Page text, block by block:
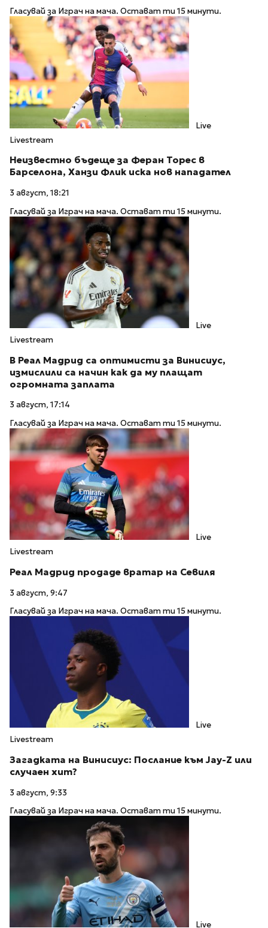
Гласувай за Играч на мача. Остават ти 15 минути.
Live
Livestream
Неизвестно бъдеще за Феран Торес в
Барселона, Ханзи Флик иска нов нападател
3 август, 18:21
Гласувай за Играч на мача. Остават ти 15 минути.
Live
Livestream
В Реал Мадрид са оптимисти за Винисиус,
измислили са начин как да му плащат
огромната заплата
3 август, 17:14
Гласувай за Играч на мача. Остават ти 15 минути.
Live
Livestream
Реал Мадрид продаде вратар на Севиля
3 август, 9:47
Гласувай за Играч на мача. Остават ти 15 минути.
Live
Livestream
Загадката на Винисиус: Послание към Jay-Z или
случаен хит?
3 август, 9:33
Гласувай за Играч на мача. Остават ти 15 минути.
Live